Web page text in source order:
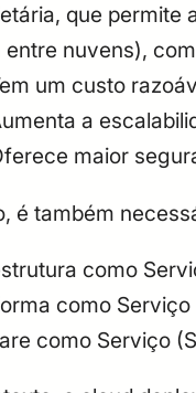
que permite
entre nuvens),
um custo
a
maior
é também
como
como Serviço
como Serviço